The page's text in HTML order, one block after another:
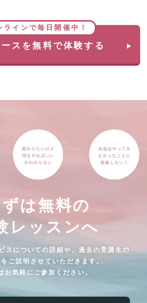
ラインで毎日開催中！
スを無料で体験する
は無料の
レッスンへ
スについての詳細や、過去の受講生の
ご説明させていただきます。
お気軽にご参加ください。